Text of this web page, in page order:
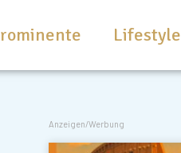
Lifestyle
Anzeigen/Werbung